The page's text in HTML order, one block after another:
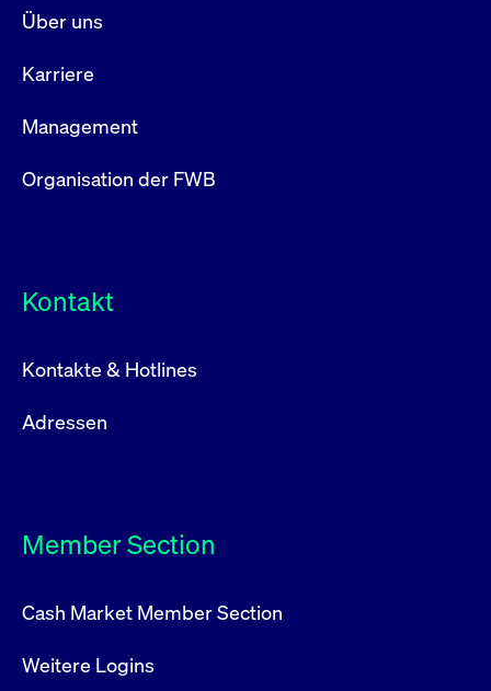
Über uns
Karriere
Management
Organisation der FWB
Kontakt
Kontakte & Hotlines
Adressen
Member Section
Cash Market Member Section
Weitere Logins